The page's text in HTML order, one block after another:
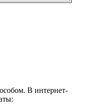
В интернет-